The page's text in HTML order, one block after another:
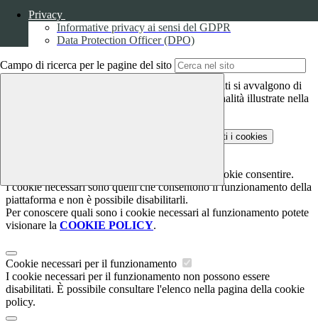
Privacy
Informative privacy ai sensi del GDPR
Data Protection Officer (DPO)
Campo di ricerca per le pagine del sito
CORSO DI EDUCAZIONE ALLA
LEGALITÀ 2024/25 - 3° incontro
Questo sito o gli strumenti terzi da questo utilizzati si avvalgono di
cookie necessari al funzionamento ed utili alle finalità illustrate nella
Accetta tutti i cookies
In questa schermata è possibile scegliere quali cookie consentire.
I cookie necessari sono quelli che consentono il funzionamento della
piattaforma e non è possibile disabilitarli.
Per conoscere quali sono i cookie necessari al funzionamento potete
visionare la COOKIE POLICY.
Cookie necessari per il funzionamento
I cookie necessari per il funzionamento non possono essere
disabilitati. È possibile consultare l'elenco nella pagina della cookie
policy.